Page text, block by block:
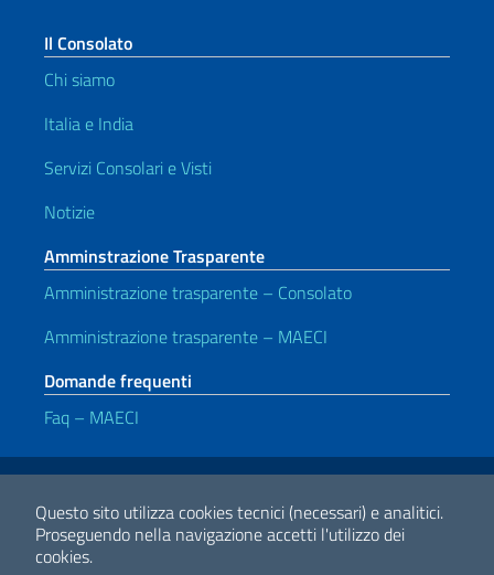
Questo sito utilizza cookies tecnici (necessari) e analitici.
Proseguendo nella navigazione accetti l'utilizzo dei
cookies.
Il Consolato
Chi siamo
Italia e India
Servizi Consolari e Visti
Notizie
Amminstrazione Trasparente
Amministrazione trasparente – Consolato
Amministrazione trasparente – MAECI
Domande frequenti
Faq – MAECI
Link Utili